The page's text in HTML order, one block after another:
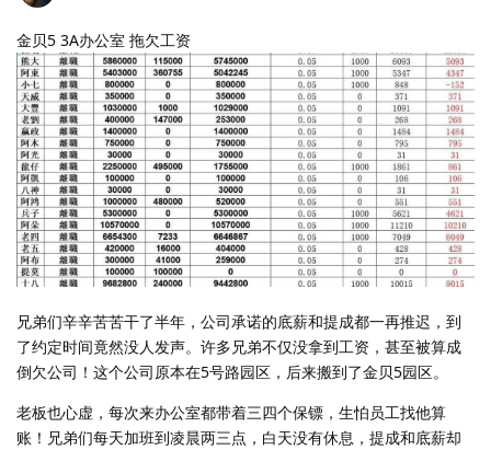
金贝5 3A办公室 拖欠工资
兄弟们辛辛苦苦干了半年，公司承诺的底薪和提成都一再推迟，到
了约定时间竟然没人发声。许多兄弟不仅没拿到工资，甚至被算成
倒欠公司！这个公司原本在5号路园区，后来搬到了金贝5园区。
老板也心虚，每次来办公室都带着三四个保镖，生怕员工找他算
账！兄弟们每天加班到凌晨两三点，白天没有休息，提成和底薪却